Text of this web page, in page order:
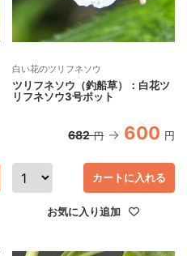
白い花のツリフネソウ
ツリフネソウ（釣船草）：白花ツ
リフネソウ3号ポット
682 円 600 円
カートに入れる
お気に入り追加